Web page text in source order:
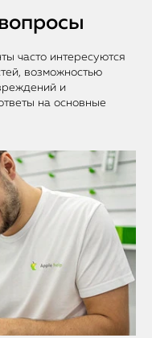
часто интересуются
возможностью
и
на основные